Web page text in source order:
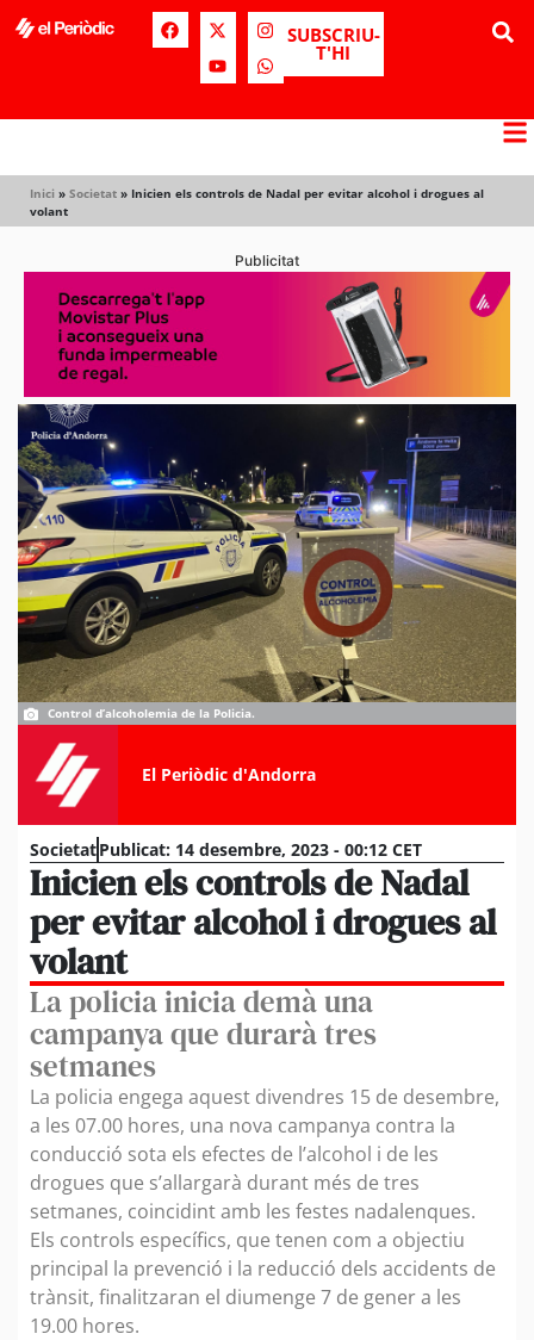
SUBSCRIU-
T'HI
Inici » Societat » Inicien els controls de Nadal per evitar alcohol i drogues al
volant
Publicitat
Control d’alcoholemia de la Policia.
El Periòdic d'Andorra
SocietatPublicat: 14 desembre, 2023 - 00:12 CET
Inicien els controls de Nadal
per evitar alcohol i drogues al
volant
La policia inicia demà una
campanya que durarà tres
setmanes
La policia engega aquest divendres 15 de desembre,
a les 07.00 hores, una nova campanya contra la
conducció sota els efectes de l’alcohol i de les
drogues que s’allargarà durant més de tres
setmanes, coincidint amb les festes nadalenques.
Els controls específics, que tenen com a objectiu
principal la prevenció i la reducció dels accidents de
trànsit, finalitzaran el diumenge 7 de gener a les
19.00 hores.